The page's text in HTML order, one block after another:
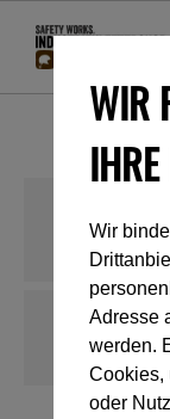
WIR
Wir
Adresse
werden.
Cookies,
oder